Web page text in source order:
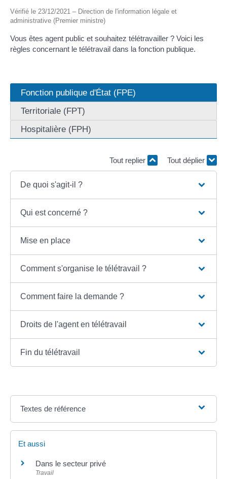
Vérifié le 23/12/2021 – Direction de l'information légale et
administrative (Premier ministre)
Vous êtes agent public et souhaitez télétravailler ? Voici les
règles concernant le télétravail dans la fonction publique.
Fonction publique d'État (FPE)
Territoriale (FPT)
Hospitalière (FPH)
Tout replier Tout déplier
De quoi s'agit-il ?
Qui est concerné ?
Mise en place
Comment s'organise le télétravail ?
Comment faire la demande ?
Droits de l'agent en télétravail
Fin du télétravail
Textes de référence
Et aussi
Dans le secteur privé
Travail